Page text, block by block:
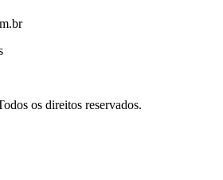
os direitos reservados.